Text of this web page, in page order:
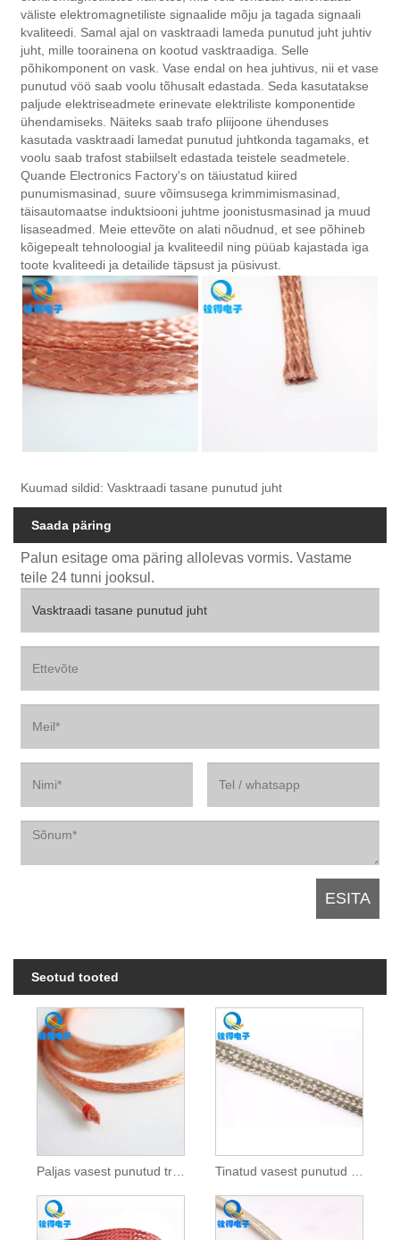
väliste elektromagnetiliste signaalide mõju ja tagada signaali
kvaliteedi. Samal ajal on vasktraadi lameda punutud juht juhtiv
juht, mille toorainena on kootud vasktraadiga. Selle
põhikomponent on vask. Vase endal on hea juhtivus, nii et vase
punutud vöö saab voolu tõhusalt edastada. Seda kasutatakse
paljude elektriseadmete erinevate elektriliste komponentide
ühendamiseks. Näiteks saab trafo pliijoone ühenduses
kasutada vasktraadi lamedat punutud juhtkonda tagamaks, et
voolu saab trafost stabiilselt edastada teistele seadmetele.
Quande Electronics Factory's on täiustatud kiired
punumismasinad, suure võimsusega krimmimismasinad,
täisautomaatse induktsiooni juhtme joonistusmasinad ja muud
lisaseadmed. Meie ettevõte on alati nõudnud, et see põhineb
kõigepealt tehnoloogial ja kvaliteedil ning püüab kajastada iga
toote kvaliteedi ja detailide täpsust ja püsivust.
Kuumad sildid: Vasktraadi tasane punutud juht
Saada päring
Palun esitage oma päring allolevas vormis. Vastame
teile 24 tunni jooksul.
Seotud tooted
Paljas vasest punutud traat